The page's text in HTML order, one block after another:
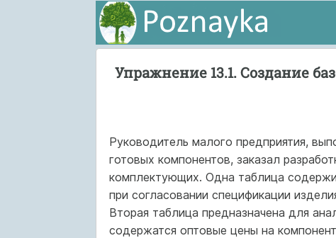
Упражнение 13.1. Создание
Руководитель малого предприятия,
готовых компонентов, заказал
комплектующих. Одна таблица
при согласовании спецификации
Вторая таблица предназначена для
содержатся оптовые цены на